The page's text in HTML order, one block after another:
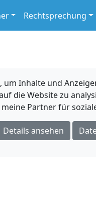
Rechtsprechung
um Inhalte und
die Website zu
Partner für
Details ansehen